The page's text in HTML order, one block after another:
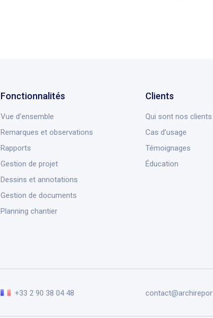
Fonctionnalités
Vue d'ensemble
Remarques et observations
Rapports
Gestion de projet
Dessins et annotations
Gestion de documents
Planning chantier
Clients
Qui sont nos clients
Cas d’usage
Témoignages
Éducation
+33 2 90 38 04 48